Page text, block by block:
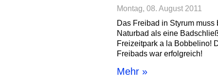
Montag, 08. August 2011
Das Freibad in Styrum
Naturbad als eine
Freizeitpark a la Bobbelino!
Freibads war erfolgreich!
Mehr »